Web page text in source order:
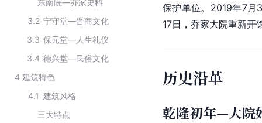
3.2 宁守堂—晋商文化
3.3 保元堂—人生礼仪
3.4 德兴堂—民俗文化
4 建筑特色
4.1 建筑风格
三大特点
保护单位。2019年7月
17日，乔家大院重新
历史沿革
乾隆初年—大院